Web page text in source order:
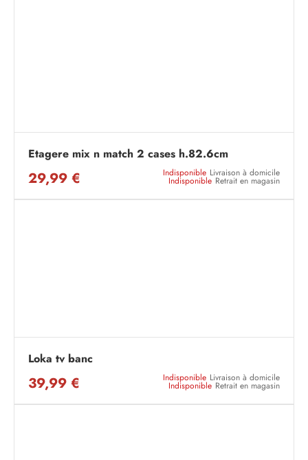
Etagere mix n match 2 cases h.82.6cm
29,99 € Indisponible Livraison à domicile
Indisponible Retrait en magasin
Loka tv banc
39,99 € Indisponible Livraison à domicile
Indisponible Retrait en magasin